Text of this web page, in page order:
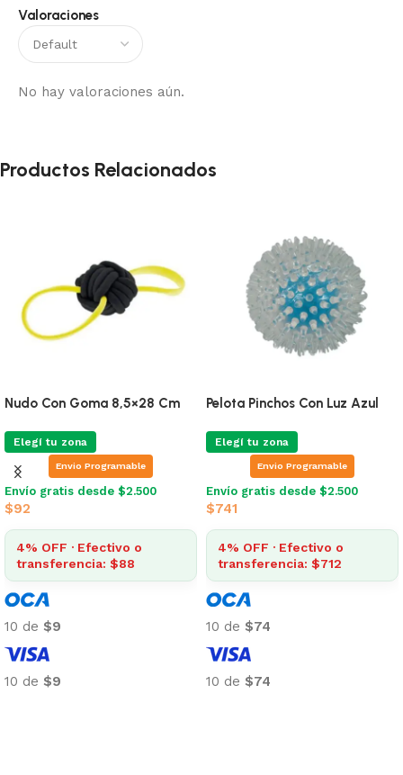
Valoraciones
No hay valoraciones aún.
Productos Relacionados
Nudo Con Goma 8,5×28 Cm
Elegí tu zona
Envio Programable
Envío gratis desde $2.500
$92
4% OFF · Efectivo o
transferencia: $88
10 de $9
10 de $9
Pelota Pinchos Con Luz Azul
Elegí tu zona
Envio Programable
Envío gratis desde $2.500
$741
4% OFF · Efectivo o
transferencia: $712
10 de $74
10 de $74